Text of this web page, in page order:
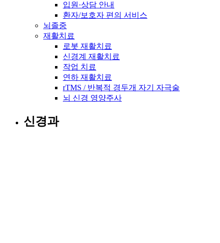
입원·상담 안내
환자/보호자 편의 서비스
뇌졸중
재활치료
로봇 재활치료
신경계 재활치료
작업 치료
연하 재활치료
rTMS / 반복적 경두개 자기 자극술
뇌 신경 영양주사
신경과